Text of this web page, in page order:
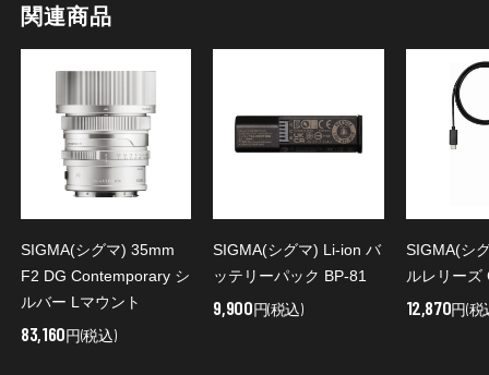
関連商品
SIGMA(シグマ) 35mm
F2 DG Contemporary シ
ルバー Lマウント
83,160円(税込)
SIGMA(シグマ) Li-ion バ
ッテリーパック BP-81
9,900円(税込)
SIGMA(シ
ルレリーズ
12,870円(税